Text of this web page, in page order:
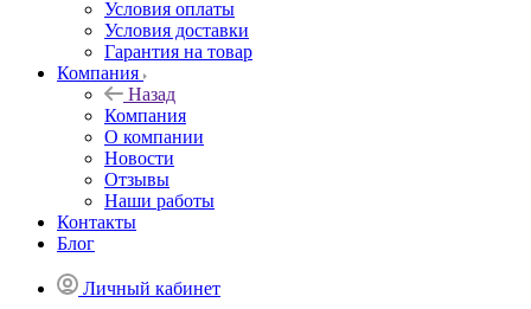
Условия оплаты
Условия доставки
Гарантия на товар
Компания
Назад
Компания
О компании
Новости
Отзывы
Наши работы
Контакты
Блог
Личный кабинет